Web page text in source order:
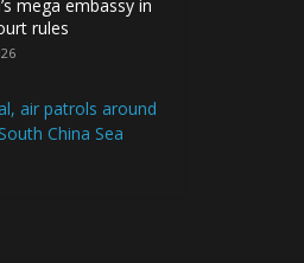
mega embassy in
rules
patrols around